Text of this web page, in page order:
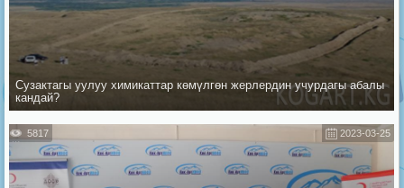
Сузактагы уулуу химикаттар көмүлгөн жерлердин учурдагы абалы
кандай?
2023-03-25
5817